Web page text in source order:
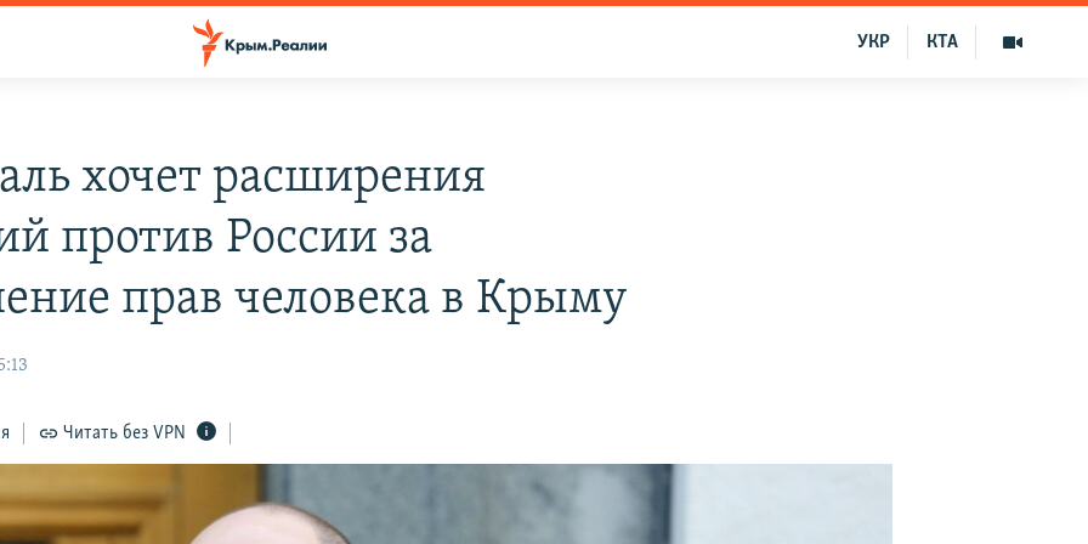
КТА
УКР
хочет расширения
против России за
прав человека в Крыму
Читать без VPN